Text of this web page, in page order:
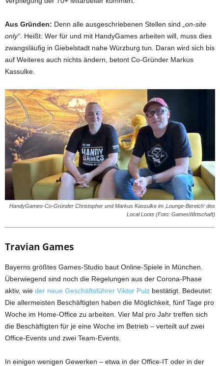
Aus Gründen: Denn alle ausgeschriebenen Stellen sind
„on-site
only“ . Heißt: Wer für und mit HandyGames arbeiten will, muss dies
zwangsläufig in Giebelstadt nahe Würzburg tun. Daran wird sich bis
auf Weiteres auch nichts ändern, betont Co-Gründer Markus
Kassulke.
HandyGames-Co-Gründer Christopher und Markus Kassulke im ‚Lounge-Bereich‘ des
Local Loots (Foto: GamesWirtschaft)
Travian Games
Bayerns größtes Games-Studio baut Online-Spiele in München.
Überwiegend sind noch die Regelungen aus der Corona-Phase
aktiv, wie der neue Geschäftsführer Viktor Pulz bestätigt. Bedeutet:
Die allermeisten Beschäftigten haben die Möglichkeit, fünf Tage pro
Woche im Home-Office zu arbeiten. Vier Mal pro Jahr treffen sich
die Beschäftigten für je eine Woche im Betrieb – verteilt auf zwei
Office-Events und zwei Team-Events.
In einigen wenigen Gewerken – etwa in der Office-IT oder in der